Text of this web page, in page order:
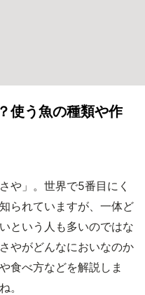
使う魚の種類や作
や」。世界で5番目にく
られていますが、一体ど
という人も多いのではな
やがどんなにおいなのか
食べ方などを解説しま
。